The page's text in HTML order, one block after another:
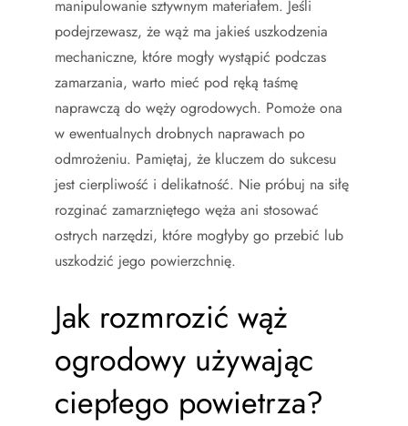
manipulowanie sztywnym materiałem. Jeśli
podejrzewasz, że wąż ma jakieś uszkodzenia
mechaniczne, które mogły wystąpić podczas
zamarzania, warto mieć pod ręką taśmę
naprawczą do węży ogrodowych. Pomoże ona
w ewentualnych drobnych naprawach po
odmrożeniu. Pamiętaj, że kluczem do sukcesu
jest cierpliwość i delikatność. Nie próbuj na siłę
rozginać zamarzniętego węża ani stosować
ostrych narzędzi, które mogłyby go przebić lub
uszkodzić jego powierzchnię.
Jak rozmrozić wąż
ogrodowy używając
ciepłego powietrza?